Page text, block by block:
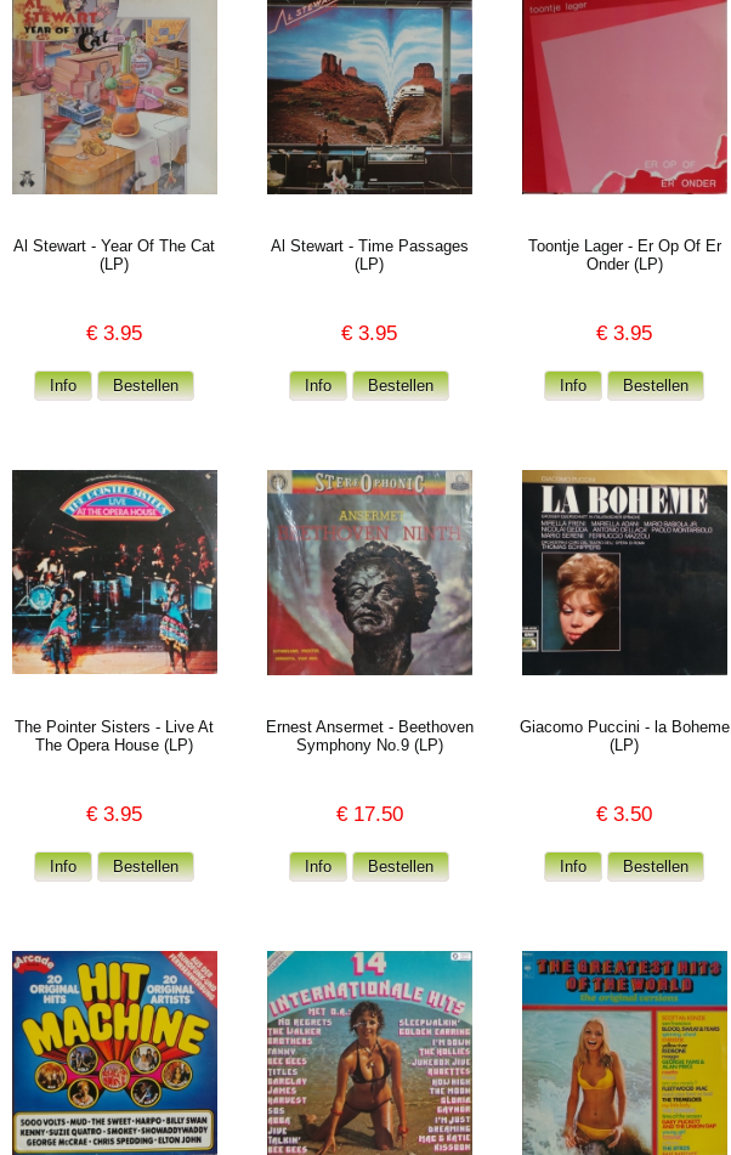
Al Stewart - Year Of The Cat
(LP)
€ 3.95
Al Stewart - Time Passages
(LP)
€ 3.95
Toontje Lager - Er Op Of Er
Onder (LP)
€ 3.95
The Pointer Sisters - Live At
The Opera House (LP)
€ 3.95
Ernest Ansermet - Beethoven
Symphony No.9 (LP)
€ 17.50
Giacomo Puccini - la Boheme
(LP)
€ 3.50